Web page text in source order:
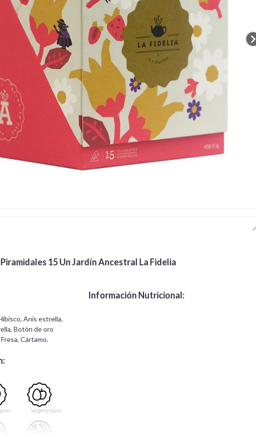
15 Un Jardín Ancestral La Fidelia
Anís estrella,
Botón de oro
Cártamo.
Vegetariano
Información Nutricional: